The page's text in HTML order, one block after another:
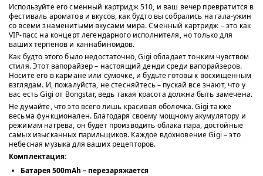
Используйте его сменный картридж 510, и ваш вечер превратится в
фестиваль ароматов и вкусов, как будто вы собрались на гала-ужин
со всеми знаменитыми вкусами мира. Сменный картридж – это как
VIP-пасс на концерт легендарного исполнителя, но только для
ваших терпенов и каннабиноидов.
Как будто этого было недостаточно, Gigi обладает тонким чувством
стиля. Этот вапорайзер – настоящий денди среди вапорайзеров.
Носите его в кармане или сумочке, и будьте готовы к восхищенным
взглядам. И, пожалуйста, не стесняйтесь – пускай все знают, что у
вас есть Gigi от Bongstar, ведь такая красота должна быть замечена.
Не думайте, что это всего лишь красивая оболочка. Gigi также
весьма функционален. Благодаря своему мощному акумулятору и
режимам нагрева, он будет производить облака пара, достойные
самых изысканных парильщиков. Каждое вдохновение Gigi – это
небесная музыка для ваших рецепторов.
Комплектация:
Батарея 500mAh – перезаряжается